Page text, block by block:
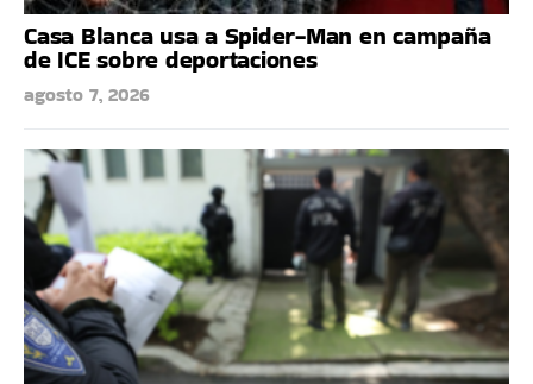
Casa Blanca usa a Spider-Man en campaña
de ICE sobre deportaciones
agosto 7, 2026